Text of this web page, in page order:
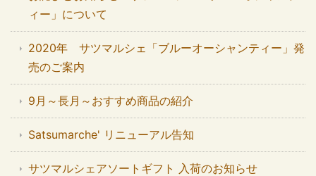
ィー」について
2020年 サツマルシェ「ブルーオーシャンティー」発
売のご案内
9月～長月～おすすめ商品の紹介
Satsumarche' リニューアル告知
サツマルシェアソートギフト 入荷のお知らせ